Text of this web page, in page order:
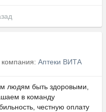
компания: Аптеки ВИТА
людям быть здоровыми,
в команду
честную оплату